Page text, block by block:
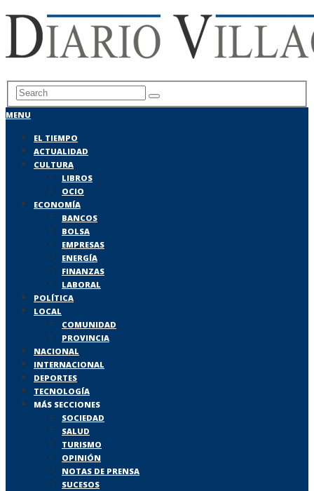
MENU
EL TIEMPO
ACTUALIDAD
CULTURA
LIBROS
OCIO
ECONOMÍA
BANCOS
BOLSA
EMPRESAS
ENERGÍA
FINANZAS
LABORAL
POLÍTICA
LOCAL
COMUNIDAD
PROVINCIA
NACIONAL
INTERNACIONAL
DEPORTES
TECNOLOGÍA
MÁS SECCIONES
SOCIEDAD
SALUD
TURISMO
OPINIÓN
NOTAS DE PRENSA
SUCESOS